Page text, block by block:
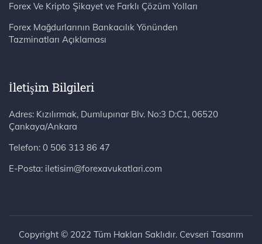
Forex Ve Kripto Şikayet ve Farklı Çözüm Yolları
Forex Mağdurlarının Bankacılık Yönünden
Tazminatları Açıklaması
İletişim Bilgileri
Adres: Kızılırmak, Dumlupınar Blv. No:3 D:C1, 06520 Çankaya/Ankara
Telefon: 0 506 313 86 47
E-Posta: iletisim@forexavukatlari.com
Copyright © 2022 Tüm Hakları Saklıdır. Cevseri Tasarım